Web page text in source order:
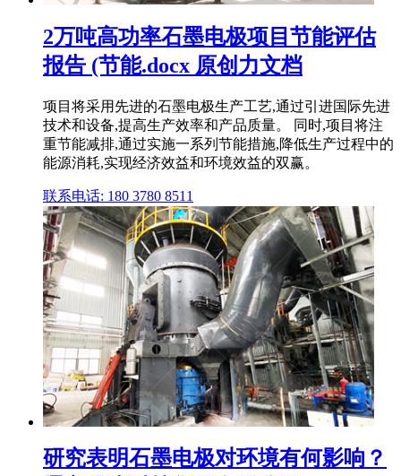
2万吨高功率石墨电极项目节能评估
报告 (节能.docx 原创力文档
项目将采用先进的石墨电极生产工艺,通过引进国际先进
技术和设备,提高生产效率和产品质量。 同时,项目将注
重节能减排,通过实施一系列节能措施,降低生产过程中的
能源消耗,实现经济效益和环境效益的双赢。
联系电话: 180 3780 8511
研究表明石墨电极对环境有何影响？